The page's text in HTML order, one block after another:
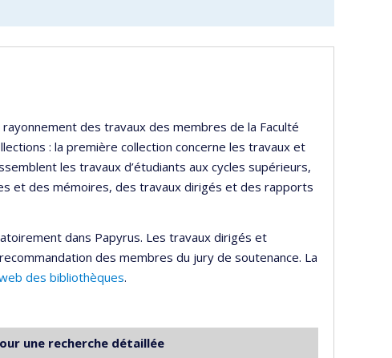
des travaux des membres de la Faculté
: la première collection concerne les travaux et
les travaux d’étudiants aux cycles supérieurs,
et des mémoires, des travaux dirigés et des rapports
dans Papyrus. Les travaux dirigés et
des membres du jury de soutenance. La
des bibliothèques.
une recherche détaillée